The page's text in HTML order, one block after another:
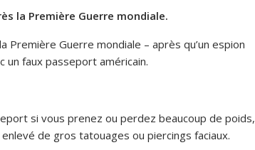
la Première Guerre mondiale.
Première Guerre mondiale – après qu’un espion
un faux passeport américain.
si vous prenez ou perdez beaucoup de poids,
de gros tatouages ou piercings faciaux.